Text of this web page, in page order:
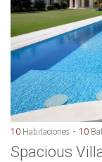
10 Habitaciones 10
Spacious